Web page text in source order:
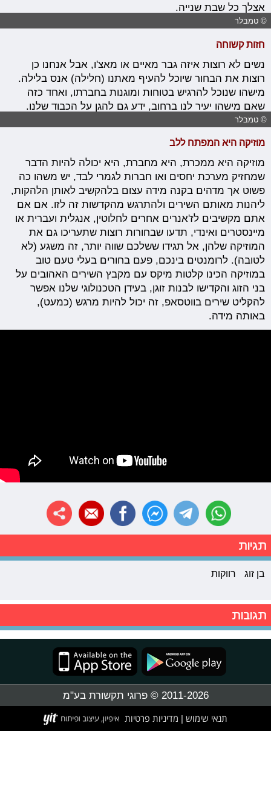
אצלך כל שבת שנייה.
© טמבלר
חזות קשוחה
נשים לא רוצות איזה גבר מאיים או מאצ'ו, אבל אנחנו כן
רוצות את הבחור שיוכל להעיף מאתנו (חלילה) אנס בלילה.
מישהו שנוכל להרגיש בטוחות ומוגנות בחברתו, ואחד כזה
שאם מישהו יעיר לנו ברחוב, ידע גם להגן על הכבוד שלנו.
© טמבלר
מוזיקה היא המפתח ללב
מוזיקה היא ממכרת, היא מחברת, היא יכולה להיות הדבר
שמחזיק מערכת יחסים ואו חברות לגמרי לבד, יש משהו כה
פשוט אך מדהים בקנה מידה עצום בלהקשיב לאותן הלהקות,
ליהנות מאותם השירים ולהתרגש מהקדשות זה לזו. אם אם
אתם מקשיבים לז'אנרים אחרים לחלוטין, אנגלית ועברית או
מיינסטרים ואינדי, תדעו שבחורות רוצות שתעריכו גם את
המוזיקה שלהן, אל תגידו ששלכם שווה יותר, זה משגע (לא
לטובה). לרומנטים בינכם, פעם בחורים בעלי טעם טוב
במוזיקה הכינו קלטות מיקס עם מקבץ השירים האהובים על
בני הזוג והקדישו לבנות זוגן, בעידן הטכנולוגי שלנו אפשר
להקליט שירים בווטסאפ, זה יכול להיות מרגש (כמעט),
באותה מידה.
תגיות
בן זוג רווקות
תגובות
2011-2026 © פרוגי תקשורת בע"מ
תנאי שימוש מדיניות פרטיות